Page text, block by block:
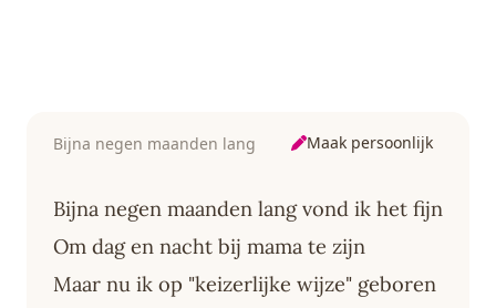
Bijna negen maanden lang Maak persoonlijk
Bijna negen maanden lang vond ik het fijn
Om dag en nacht bij mama te zijn
Maar nu ik op "keizerlijke wijze" geboren